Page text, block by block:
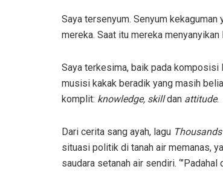
Saya tersenyum. Senyum
mereka. Saat itu mereka
Saya terkesima, baik pada
musisi kakak beradik yang masih
komplit: knowledge, skilldan attitude.
Dari cerita sang ayah, lagu
situasi politik di tanah air memanas,
saudara setanah air sendiri.